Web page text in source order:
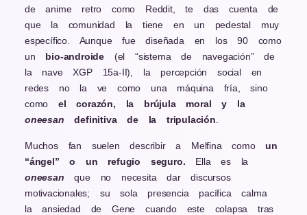
de anime retro como Reddit, te das cuenta de
que la comunidad la tiene en un pedestal muy
específico. Aunque fue diseñada en los 90 como
un bio-androide (el “sistema de navegación” de
la nave XGP 15a-II), la percepción social en
redes no la ve como una máquina fría, sino
como el corazón, la brújula moral y la
oneesan definitiva de la tripulación.
Muchos fan suelen describir a Melfina comoun
“ángel” o un refugio seguro. Ella es la
oneesan que no necesita dar discursos
motivacionales; su sola presencia pacífica calma
la ansiedad de Gene cuando este colapsa tras